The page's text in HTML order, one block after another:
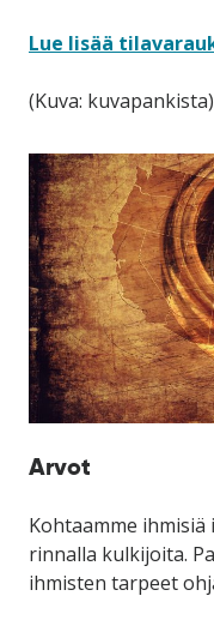
Lue lisää
(Kuva: kuvapankista)
Arvot
Kohtaamme
rinnalla kulkijoita.
ihmisten tarpeet